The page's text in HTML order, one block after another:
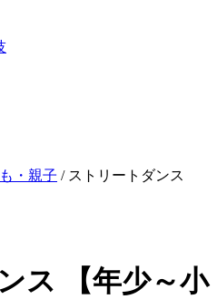
・親子 / ストリートダンス
ス 【年少～小